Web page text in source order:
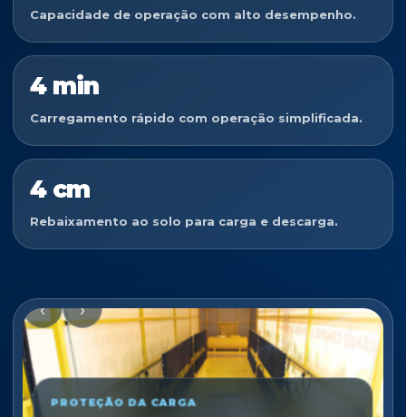
Capacidade de operação com alto desempenho.
4 min
Carregamento rápido com operação simplificada.
4 cm
Rebaixamento ao solo para carga e descarga.
PROTEÇÃO DA CARGA
‹ ›